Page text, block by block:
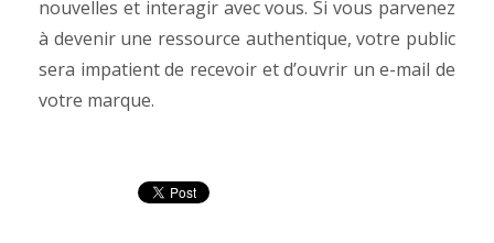
nouvelles et interagir avec vous. Si vous parvenez
à devenir une ressource authentique, votre public
sera impatient de recevoir et d’ouvrir un e-mail de
votre marque.